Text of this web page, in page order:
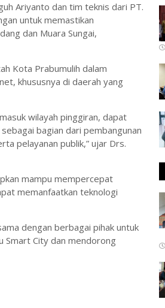
Ariyanto dan tim teknis dari PT.
untuk memastikan
dan Muara Sungai,
Kota Prabumulih dalam
khususnya di daerah yang
wilayah pinggiran, dapat
bagian dari pembangunan
pelayanan publik,” ujar Drs.
mampu mempercepat
memanfaatkan teknologi
dengan berbagai pihak untuk
Smart City dan mendorong